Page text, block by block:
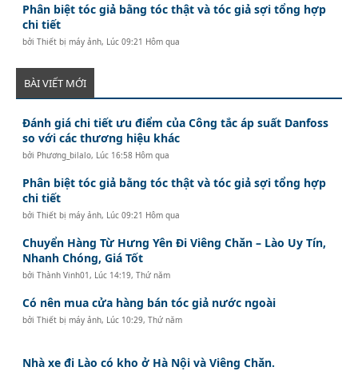
Phân biệt tóc giả bằng tóc thật và tóc giả sợi tổng hợp
chi tiết
bởiThiết bị máy ảnh, Lúc 09:21 Hôm qua
BÀI VIẾT MỚI
Đánh giá chi tiết ưu điểm của Công tắc áp suất Danfoss
so với các thương hiệu khác
bởi Phương_bilalo, Lúc 16:58 Hôm qua
Phân biệt tóc giả bằng tóc thật và tóc giả sợi tổng hợp
chi tiết
bởiThiết bị máy ảnh, Lúc 09:21 Hôm qua
Chuyển Hàng Từ Hưng Yên Đi Viêng Chăn – Lào Uy Tín,
Nhanh Chóng, Giá Tốt
bởiThành Vinh01 , Lúc 14:19, Thứ năm
Có nên mua cửa hàng bán tóc giả nước ngoài
bởiThiết bị máy ảnh, Lúc 10:29, Thứ năm
Nhà xe đi Lào có kho ở Hà Nội và Viêng Chăn.